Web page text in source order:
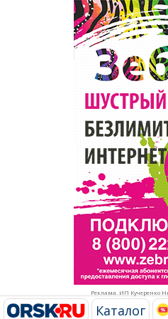
Реклама. ИП Кучеренко
Каталог
Рестораны, кафе, бары
Развлечения и отдых
Спорт Фитнес
Недвижимость
Красота Косметология
Популярное →